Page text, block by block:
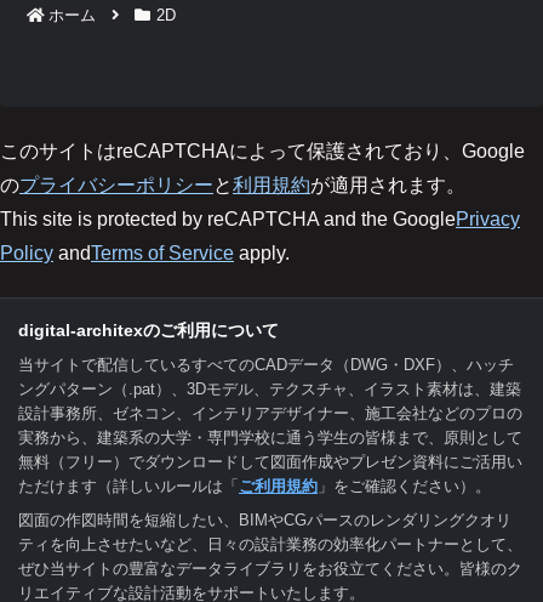
ホーム 2D
このサイトはreCAPTCHAによって保護されており、Google
のプライバシーポリシーと利用規約が適用されます。
This site is protected by reCAPTCHA and the GooglePrivacy
Policy andTerms of Service apply.
digital-architexのご利用について
当サイトで配信しているすべてのCADデータ（DWG・DXF）、ハッチ
ングパターン（.pat）、3Dモデル、テクスチャ、イラスト素材は、建築
設計事務所、ゼネコン、インテリアデザイナー、施工会社などのプロの
実務から、建築系の大学・専門学校に通う学生の皆様まで、原則として
無料（フリー）でダウンロードして図面作成やプレゼン資料にご活用い
ただけます（詳しいルールは「 ご利用規約 」をご確認ください）。
図面の作図時間を短縮したい、BIMやCGパースのレンダリングクオリ
ティを向上させたいなど、日々の設計業務の効率化パートナーとして、
ぜひ当サイトの豊富なデータライブラリをお役立てください。皆様のク
リエイティブな設計活動をサポートいたします。